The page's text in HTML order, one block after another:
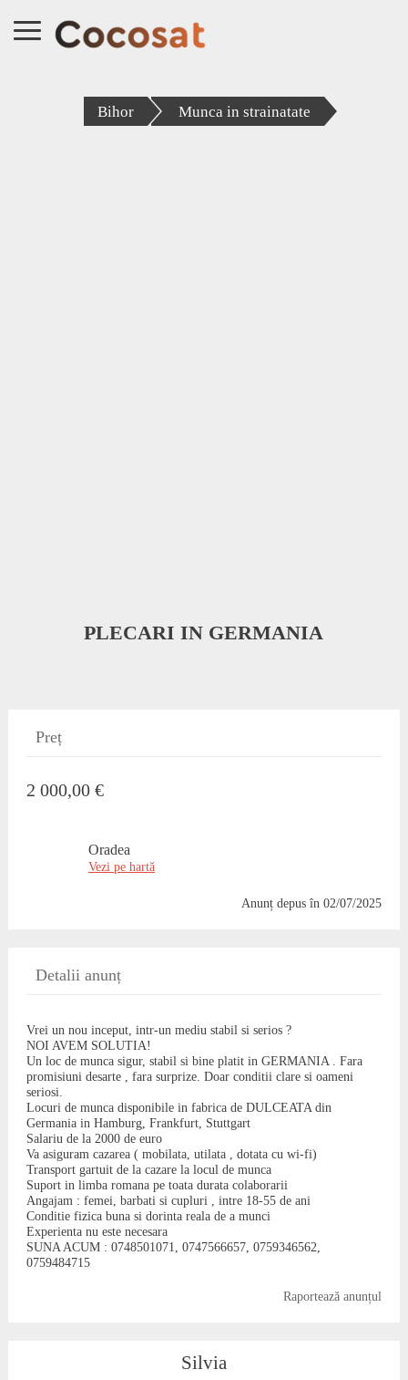
Bihor Munca in strainatate
PLECARI IN GERMANIA
Preț
2 000,00 €
Oradea
Vezi pe hartă
Anunț depusîn 02/07/2025
Detalii anunț
Vrei un nou inceput, intr-un mediu stabil si serios ?
NOI AVEM SOLUTIA!
Un loc de munca sigur, stabil si bine platit in GERMANIA . Fara
promisiuni desarte , fara surprize. Doar conditii clare si oameni
seriosi.
Locuri de munca disponibile in fabrica de DULCEATA din
Germania in Hamburg, Frankfurt, Stuttgart
Salariu de la 2000 de euro
Va asiguram cazarea ( mobilata, utilata , dotata cu wi-fi)
Transport gartuit de la cazare la locul de munca
Suport in limba romana pe toata durata colaborarii
Angajam : femei, barbati si cupluri , intre 18-55 de ani
Conditie fizica buna si dorinta reala de a munci
Experienta nu este necesara
SUNA ACUM : 0748501071, 0747566657, 0759346562,
0759484715
Raportează anunțul
Silvia